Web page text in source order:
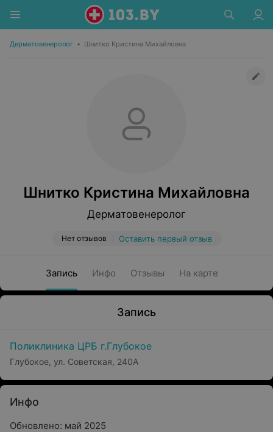
Дерматовенеролог • Шнитко Кристина Михайловна
Шнитко Кристина Михайловна
Дерматовенеролог
Нет отзывов Оставить первый отзыв
Запись Инфо Отзывы На карте
Запись
Поликлиника ЦРБ г.Глубокое
Глубокое, ул. Советская, 240А
Инфо
Обновлено: май 2025